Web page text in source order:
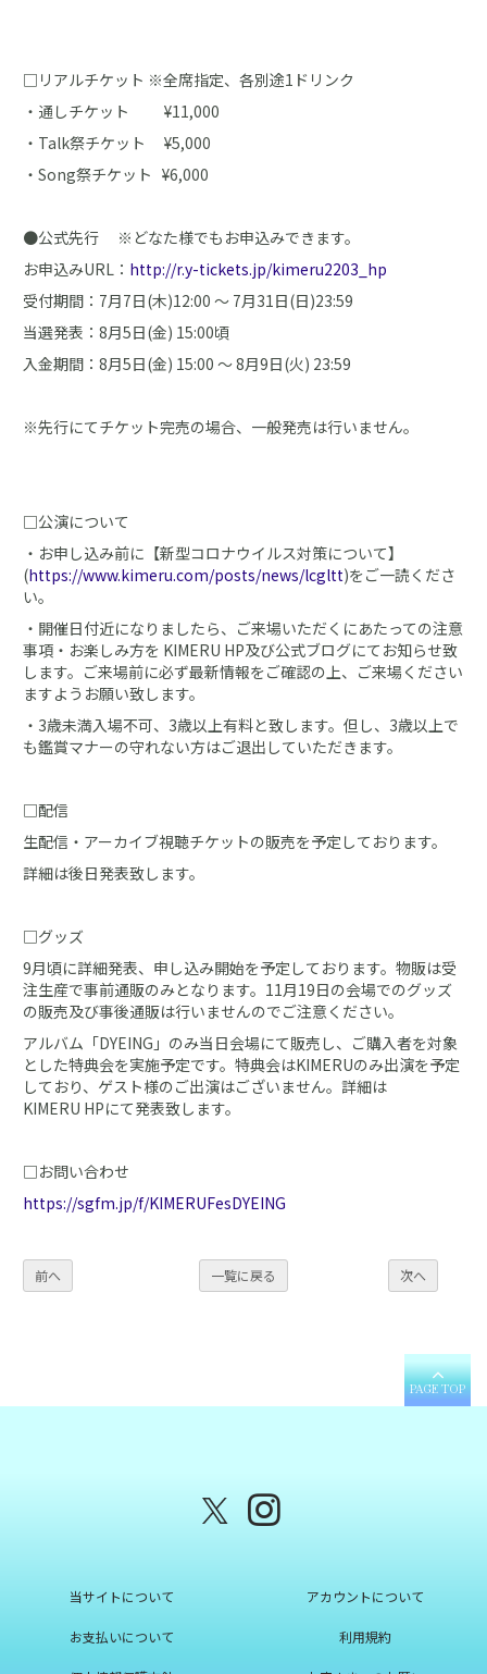
□リアルチケット ※全席指定、各別途1ドリンク
・通しチケット ¥11,000
・Talk祭チケット ¥5,000
・Song祭チケット ¥6,000
●公式先行 ※どなた様でもお申込みできます。
お申込みURL： http://r.y-tickets.jp/kimeru2203_hp
受付期間：7月7日(木)12:00 ～ 7月31日(日)23:59
当選発表：8月5日(金) 15:00頃
入金期間：8月5日(金) 15:00 ～ 8月9日(火) 23:59
※先行にてチケット完売の場合、一般発売は行いません。
□公演について
・お申し込み前に【新型コロナウイルス対策について】
(https://www.kimeru.com/posts/news/lcgltt)をご一読くださ
い。
・開催日付近になりましたら、ご来場いただくにあたっての注意
事項・お楽しみ方を KIMERU HP及び公式ブログにてお知らせ致
します。ご来場前に必ず最新情報をご確認の上、ご来場ください
ますようお願い致します。
・3歳未満入場不可、3歳以上有料と致します。但し、3歳以上で
も鑑賞マナーの守れない方はご退出していただきます。
□配信
生配信・アーカイブ視聴チケットの販売を予定しております。
詳細は後日発表致します。
□グッズ
9月頃に詳細発表、申し込み開始を予定しております。物販は受
注生産で事前通販のみとなります。11月19日の会場でのグッズ
の販売及び事後通販は行いませんのでご注意ください。
アルバム「DYEING」のみ当日会場にて販売し、ご購入者を対象
とした特典会を実施予定です。特典会はKIMERUのみ出演を予定
しており、ゲスト様のご出演はございません。詳細は
KIMERU HPにて発表致します。
□お問い合わせ
https://sgfm.jp/f/KIMERUFesDYEING
前へ 一覧に戻る 次へ
PAGE TOP
当サイトについて アカウントについて
お支払いについて 利用規約